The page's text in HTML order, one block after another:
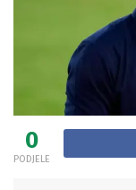
0
PODJELE